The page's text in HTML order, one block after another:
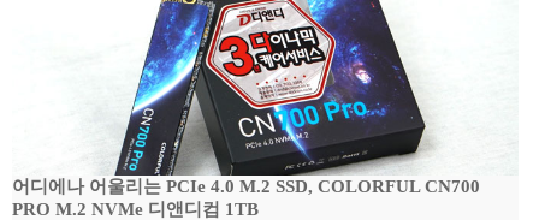
어디에나 어울리는 PCIe 4.0 M.2 SSD, COLORFUL CN700
PRO M.2 NVMe 디앤디컴 1TB